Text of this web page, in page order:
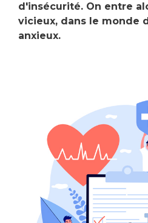
d'insécurité. On entre
vicieux, dans le monde
anxieux.